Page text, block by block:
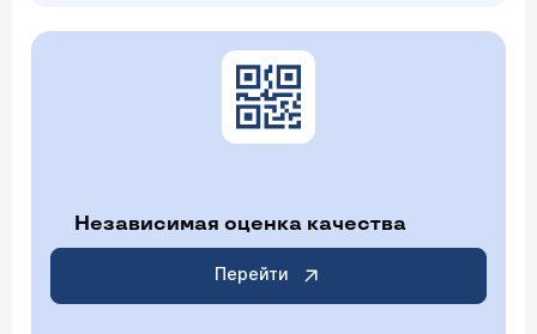
Независимая оценка качества
Перейти